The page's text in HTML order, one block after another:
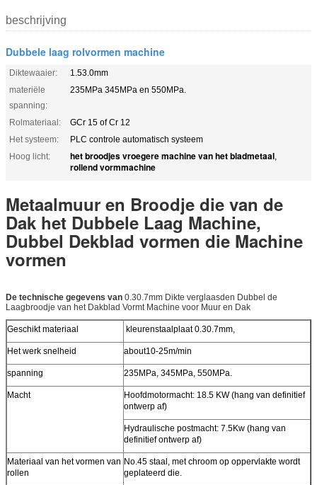
beschrijving
Dubbele laag rolvormen machine
Diktewaaier:
1.53.0mm
materiële
spanning:
235MPa 345MPa en 550MPa.
Rolmateriaal:
GCr 15 of Cr 12
Het systeem:
PLC controle automatisch systeem
Hoog licht:
het broodjes vroegere machine van het bladmetaal,
rollend vormmachine
Metaalmuur en Broodje die van de
Dak het Dubbele Laag Machine,
Dubbel Dekblad vormen die Machine
vormen
De technische gegevens van 0.30.7mm Dikte verglaasden Dubbel de
Laagbroodje van het Dakblad Vormt Machine voor Muur en Dak
Geschikt materiaal kleurenstaalplaat 0.30.7mm,
Het werk snelheid about10-25m/min
spanning 235MPa, 345MPa, 550MPa.
Macht
Hoofdmotormacht: 18.5 KW (hang van definitief
ontwerp af)
Hydraulische postmacht: 7.5Kw (hang van
definitief ontwerp af)
Materiaal van het vormen van
rollen
No.45 staal, met chroom op oppervlakte wordt
geplateerd die.